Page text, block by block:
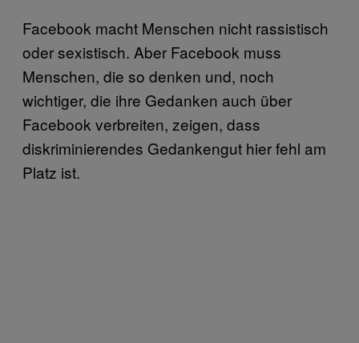
Facebook macht Menschen nicht rassistisch
oder sexistisch. Aber Facebook muss
Menschen, die so denken und, noch
wichtiger, die ihre Gedanken auch über
Facebook verbreiten, zeigen, dass
diskriminierendes Gedankengut hier fehl am
Platz ist.